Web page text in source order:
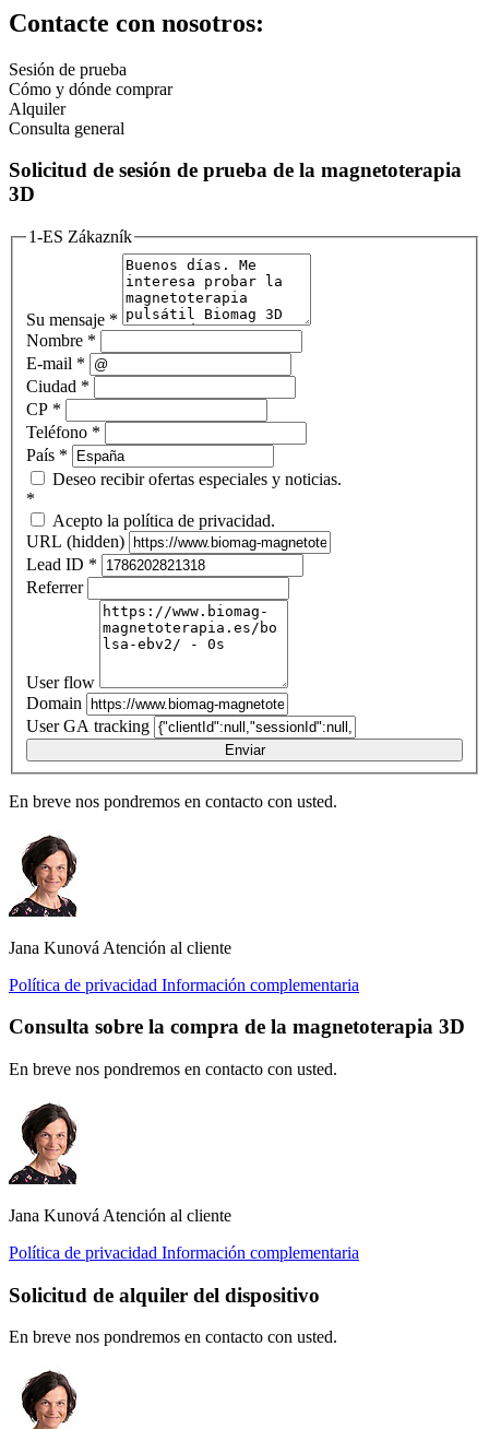
Contacte con nosotros:
Sesión de prueba
Cómo y dónde comprar
Alquiler
Consulta general
Solicitud de sesión de prueba de la magnetoterapia
3D
1-ES Zákazník
Su mensaje *
Nombre *
E-mail *
Ciudad *
CP *
Teléfono *
País *
Deseo recibir ofertas especiales y noticias.
*
Acepto la política de privacidad.
URL (hidden)
Lead ID *
Referrer
User flow
Domain
User GA tracking
Enviar
En breve nos pondremos en contacto con usted.
Jana Kunová Atención al cliente
Política de privacidad Información complementaria
Consulta sobre la compra de la magnetoterapia 3D
En breve nos pondremos en contacto con usted.
Jana Kunová Atención al cliente
Política de privacidad Información complementaria
Solicitud de alquiler del dispositivo
En breve nos pondremos en contacto con usted.